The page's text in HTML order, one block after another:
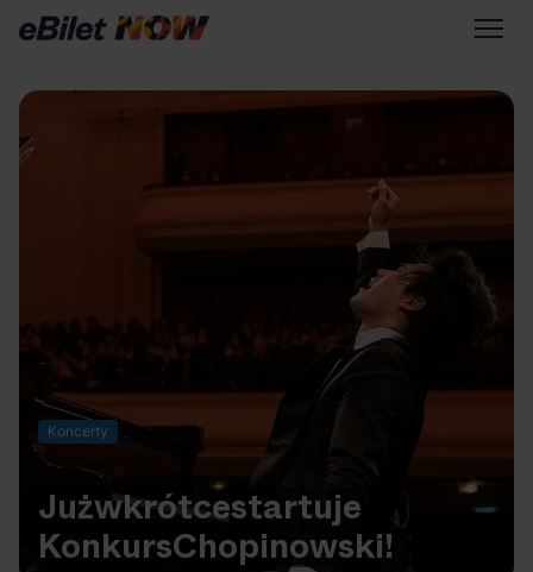
Na czasie
Warto sprawdzić na eBilet
Scena Główna
Scena Impostora
Historia jednej piosenki
Poza nurtem
Poznaj Polskę
Koncerty
Jużwkrótcestartuje
KonkursChopinowski!